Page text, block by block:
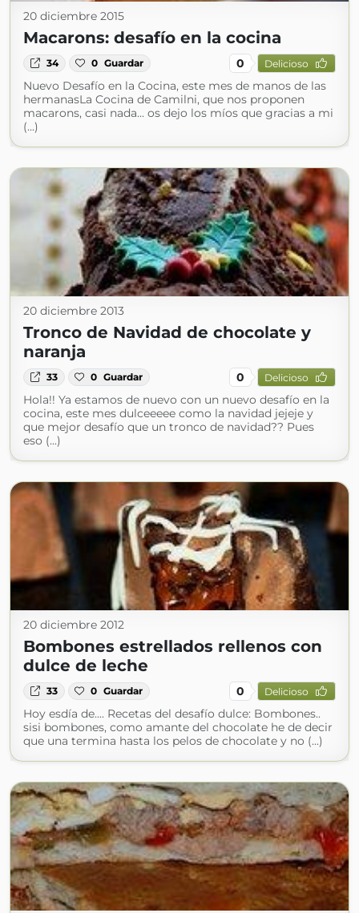
20 diciembre 2015
Macarons: desafío en la cocina
34 0 Guardar 0 Delicioso
Nuevo Desafío en la Cocina, este mes de manos de las
hermanasLa Cocina de Camilni, que nos proponen
macarons, casi nada... os dejo los míos que gracias a mi
(...)
20 diciembre 2013
Tronco de Navidad de chocolate y
naranja
33 0 Guardar 0 Delicioso
Hola!! Ya estamos de nuevo con un nuevo desafío en la
cocina, este mes dulceeeee como la navidad jejeje y
que mejor desafío que un tronco de navidad?? Pues
eso (...)
20 diciembre 2012
Bombones estrellados rellenos con
dulce de leche
33 0 Guardar 0 Delicioso
Hoy esdía de.... Recetas del desafío dulce: Bombones..
sisi bombones, como amante del chocolate he de decir
que una termina hasta los pelos de chocolate y no (...)